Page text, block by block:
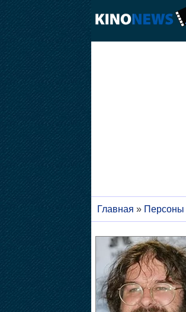
Главная » Персоны